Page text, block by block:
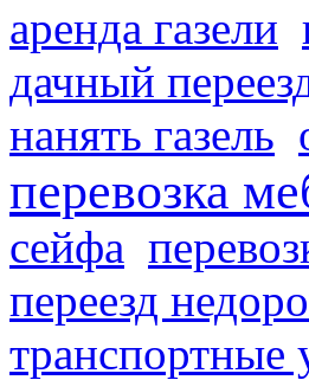
аренда газели
дачный
нанять газель
перевозка
сейфа
переезд
транспортные